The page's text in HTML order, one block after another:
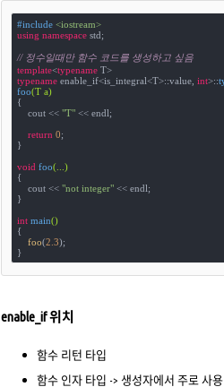
#include <iostream>
using namespace std;
// 정수일때만 함수 코드를 생성하고 싶음
template<typename
T>
typename enable_if<is_integral<T>::value, int>::
foo(T a)
{
    cout <<
"T" << endl;
return 0;
}
void foo(...)
{
    cout <<
"not integer" << endl;
}
int main()
{
foo(2.3);
}
enable_if 위치
함수 리턴 타입
함수 인자 타입 -> 생성자에서 주로 사용